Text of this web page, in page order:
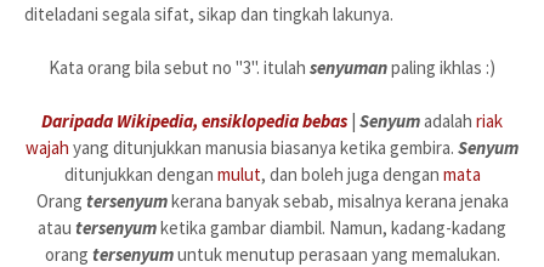
diteladani segala sifat, sikap dan tingkah lakunya.
Kata orang bila sebut no "3". itulah senyumanpaling ikhlas :)
Daripada Wikipedia, ensiklopedia bebas | Senyumadalah riak
wajah yang ditunjukkan manusia biasanya ketika gembira. Senyum
ditunjukkan dengan mulut, dan boleh juga dengan mata
Orang tersenyumkerana banyak sebab, misalnya kerana jenaka
atau tersenyumketika gambar diambil. Namun, kadang-kadang
orang tersenyumuntuk menutup perasaan yang memalukan.